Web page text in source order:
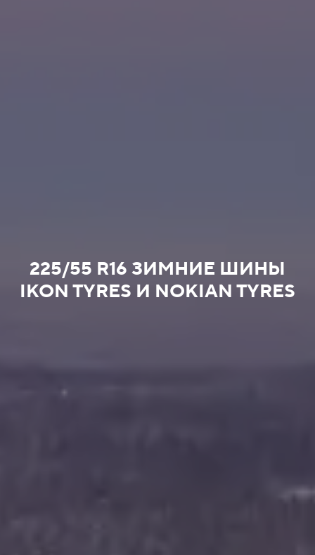
225/55 R16 ЗИМНИЕ ШИНЫ
IKON TYRES И NOKIAN TYRES